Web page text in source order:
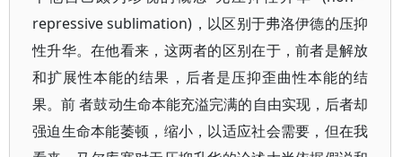
repressive sublimation)，以区别于弗洛伊德的压抑
性升华。在他看来，这两者的区别在于，前者是解放
和扩展性本能的结果，后者是压抑歪曲性本能的结
果。前 者鼓动生命本能充溢完满的自由实现，后者却
强迫生命本能萎顿，缩小，以适应社会需要，但在我